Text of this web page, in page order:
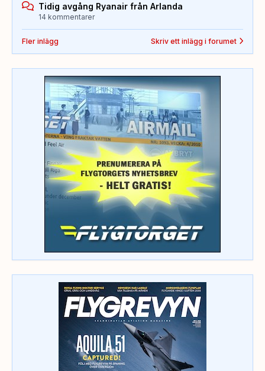
Tidig avgång Ryanair från Arlanda
14 kommentarer
Fler inlägg Skriv ett inlägg i forumet